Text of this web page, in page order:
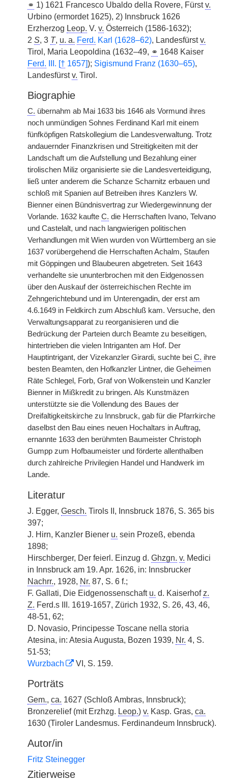
⚭ 1) 1621 Francesco Ubaldo della Rovere, Fürstv.
Urbino (ermordet 1625), 2) Innsbruck 1626
Erzherzog Leop. V. v. Österreich (1586-1632);
2 S, 3 T, u. a. Ferd. Karl (1628–62), Landesfürstv.
Tirol, Maria Leopoldina (1632–49, ⚭ 1648 Kaiser
Ferd. III. [† 1657]); Sigismund Franz (1630–65),
Landesfürstv. Tirol.
Biographie
C. übernahm ab Mai 1633 bis 1646 als Vormund ihres
noch unmündigen Sohnes Ferdinand Karl mit einem
fünfköpfigen Ratskollegium die Landesverwaltung. Trotz
andauernder Finanzkrisen und Streitigkeiten mit der
Landschaft um die Aufstellung und Bezahlung einer
tirolischen Miliz organisierte sie die Landesverteidigung,
ließ unter anderem die Schanze Scharnitz erbauen und
schloß mit Spanien auf Betreiben ihres Kanzlers W.
Bienner einen Bündnisvertrag zur Wiedergewinnung der
Vorlande. 1632 kaufte C. die Herrschaften Ivano, Telvano
und Castelalt, und nach langwierigen politischen
Verhandlungen mit Wien wurden von Württemberg an sie
1637 vorübergehend die Herrschaften Achalm, Staufen
mit Göppingen und Blaubeuren abgetreten. Seit 1643
verhandelte sie ununterbrochen mit den Eidgenossen
über den Auskauf der österreichischen Rechte im
Zehngerichtebund und im Unterengadin, der erst am
4.6.1649 in Feldkirch zum Abschluß kam. Versuche, den
Verwaltungsapparat zu reorganisieren und die
Bedrückung der Parteien durch Beamte zu beseitigen,
hintertrieben die vielen Intriganten am Hof. Der
Hauptintrigant, der Vizekanzler Girardi, suchte bei C. ihre
besten Beamten, den Hofkanzler Lintner, die Geheimen
Räte Schlegel, Forb, Graf von Wolkenstein und Kanzler
Bienner in Mißkredit zu bringen. Als Kunstmäzen
unterstützte sie die Vollendung des Baues der
Dreifaltigkeitskirche zu Innsbruck, gab für die Pfarrkirche
daselbst den Bau eines neuen Hochaltars in Auftrag,
ernannte 1633 den berühmten Baumeister Christoph
Gumpp zum Hofbaumeister und förderte allenthalben
durch zahlreiche Privilegien Handel und Handwerk im
Lande.
Literatur
J. Egger, Gesch. Tirols II, Innsbruck 1876, S. 365 bis
397;
J. Hirn, Kanzler Biener u. sein Prozeß, ebenda
1898;
Hirschberger, Der feierl. Einzug d. Ghzgn. v. Medici
in Innsbruck am 19. Apr. 1626, in: Innsbrucker
Nachrr., 1928, Nr. 87, S. 6 f.;
F. Gallati, Die Eidgenossenschaft u. d. Kaiserhof z.
Z. Ferd.s III. 1619-1657, Zürich 1932, S. 26, 43, 46,
48-51, 62;
D. Novasio, Principesse Toscane nella storia
Atesina, in: Atesia Augusta, Bozen 1939, Nr. 4, S.
51-53;
Wurzbach
VI, S. 159.
Porträts
Gem., ca. 1627 (Schloß Ambras, Innsbruck);
Bronzerelief (mit Erzhzg. Leop.) v. Kasp. Gras, ca.
1630 (Tiroler Landesmus. Ferdinandeum Innsbruck).
Autor/in
Fritz Steinegger
Zitierweise